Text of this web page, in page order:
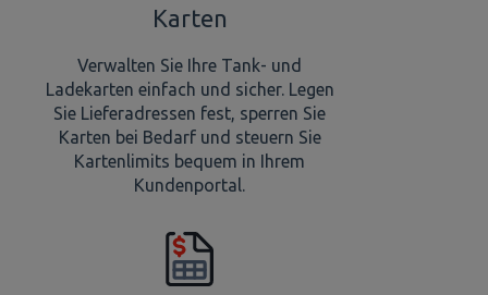
Karten
Verwalten Sie Ihre Tank- und
Ladekarten einfach und sicher. Legen
Sie Lieferadressen fest, sperren Sie
Karten bei Bedarf und steuern Sie
Kartenlimits bequem in Ihrem
Kundenportal.